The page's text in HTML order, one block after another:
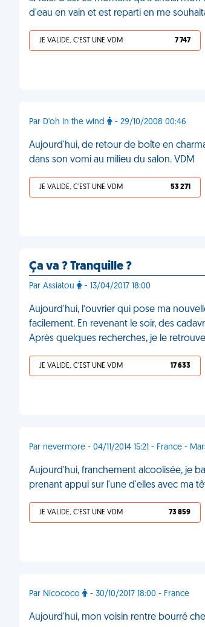
d'eau en vain et est reparti en me
JE VALIDE, C'EST UNE VDM 7 747
Par D'oh in the wind - 29/10/2008 00:46
Aujourd'hui, de retour de boîte en
dans son vomi au milieu du salon. VDM
JE VALIDE, C'EST UNE VDM 53 271
Ça va ? Tranquille ?
Par Assiatou - 13/04/2017 18:00
Aujourd'hui, l’ouvrier qui pose ma
facilement. En revenant le soir, des
Après quelques recherches, je le
JE VALIDE, C'EST UNE VDM 17 633
Par nevermore - 04/11/2014 15:21 - France -
Aujourd'hui, franchement alcoolisée, je
prenant appui sur l'une d'elles avec ma
JE VALIDE, C'EST UNE VDM 73 859
Par Nicococo - 30/10/2017 18:00 - France
Aujourd'hui, mon voisin rentre bourré